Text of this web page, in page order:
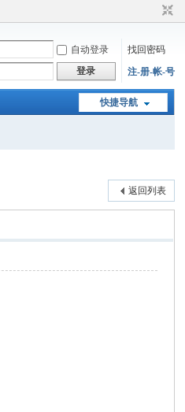
自动登录
找回密码
登录 注-册-帐-号
快捷导航
返回列表